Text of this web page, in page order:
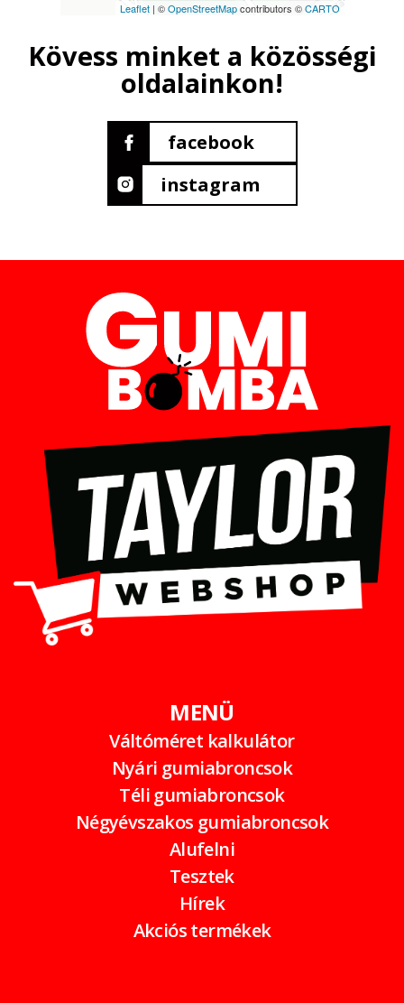
Leaflet| ©OpenStreetMapcontributors ©CARTO
Kövess minket a közösségi
oldalainkon!
facebook
instagram
MENÜ
Váltóméret kalkulátor
Nyári gumiabroncsok
Téli gumiabroncsok
Négyévszakos gumiabroncsok
Alufelni
Tesztek
Hírek
Akciós termékek